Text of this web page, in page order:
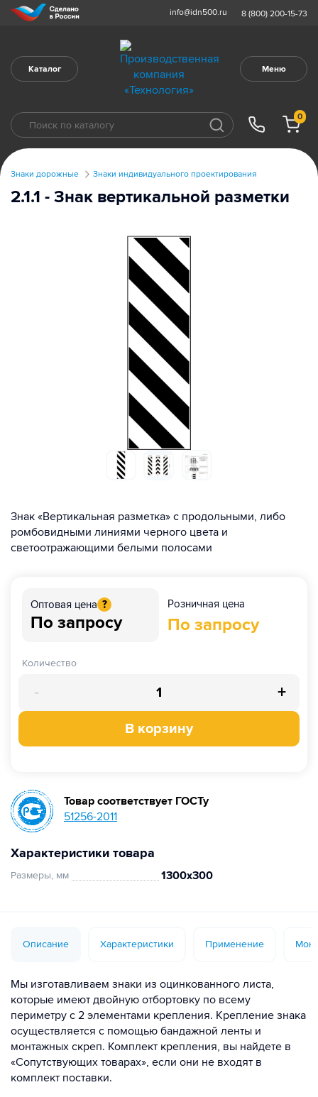
info@idn500.ru 8 (800) 200-15-73
Каталог Меню
0
Знаки дорожные Знаки индивидуального проектирования
2.1.1 - Знак вертикальной разметки
Знак «Вертикальная разметка» с продольными, либо
ромбовидными линиями черного цвета и
светоотражающими белыми полосами
Оптовая цена ?
По запросу
Розничная цена
По запросу
Количество
- +
В корзину
Товар соответствует ГОСТу
51256-2011
Характеристики товара
Размеры, мм 1300х300
Описание Характеристики Применение
Мы изготавливаем знаки из оцинкованного листа,
которые имеют двойную отбортовку по всему
периметру с 2 элементами крепления. Крепление знака
осуществляется с помощью бандажной ленты и
монтажных скреп. Комплект крепления, вы найдете в
«Сопутствующих товарах», если они не входят в
комплект поставки.